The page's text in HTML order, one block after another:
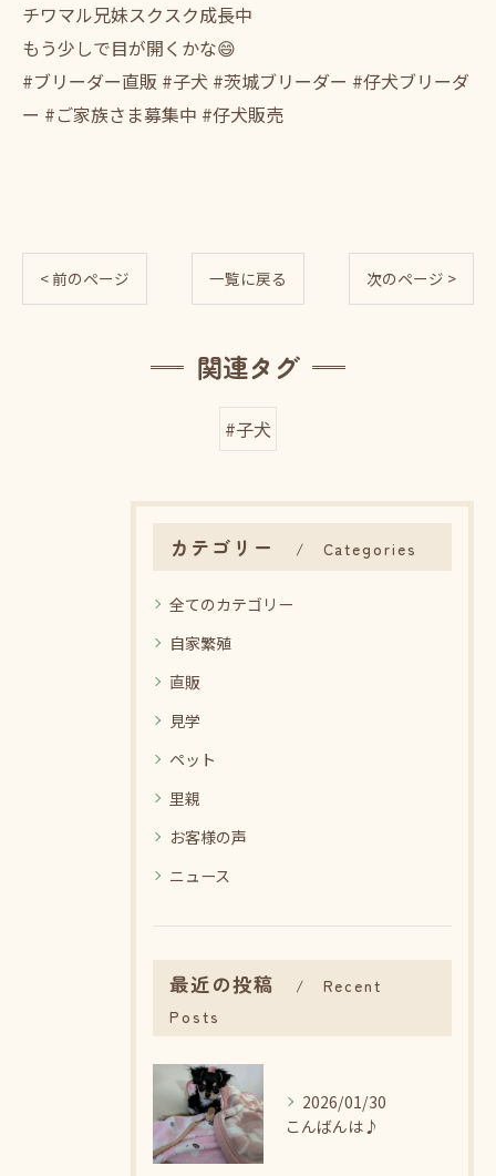
チワマル兄妹スクスク成長中
もう少しで目が開くかな😄
#ブリーダー直販 #子犬 #茨城ブリーダー #仔犬ブリーダ
ー #ご家族さま募集中 #仔犬販売
< 前のページ 一覧に戻る 次のページ >
関連タグ
#子犬
カテゴリー Categories
全てのカテゴリー
自家繁殖
直販
見学
ペット
里親
お客様の声
ニュース
最近の投稿
Recent
Posts
2026/01/30
こんばんは♪